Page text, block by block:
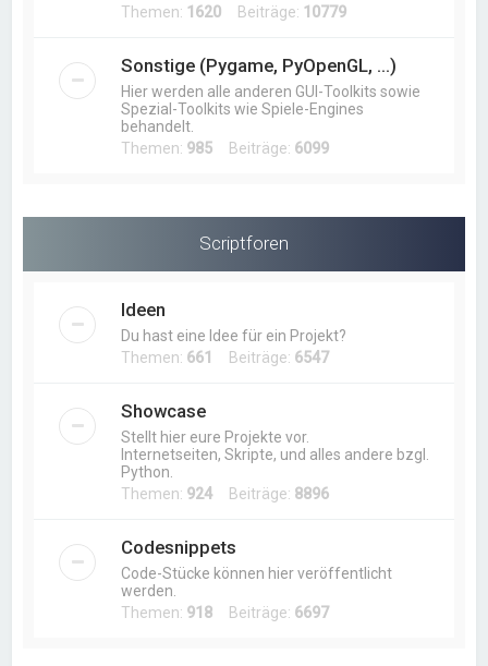
Themen: 1620 Beiträge: 10779
Sonstige (Pygame, PyOpenGL, ...)
Hier werden alle anderen GUI-Toolkits sowie
Spezial-Toolkits wie Spiele-Engines
behandelt.
Themen: 985 Beiträge: 6099
Scriptforen
Ideen
Du hast eine Idee für ein Projekt?
Themen: 661 Beiträge: 6547
Showcase
Stellt hier eure Projekte vor.
Internetseiten, Skripte, und alles andere bzgl.
Python.
Themen: 924 Beiträge: 8896
Codesnippets
Code-Stücke können hier veröffentlicht
werden.
Themen: 918 Beiträge: 6697